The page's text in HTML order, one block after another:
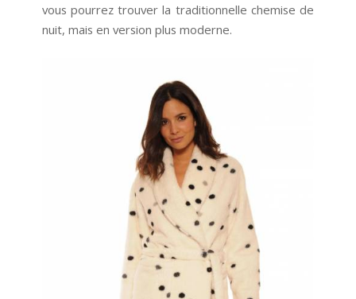
vous pourrez trouver la traditionnelle chemise de
nuit, mais en version plus moderne.